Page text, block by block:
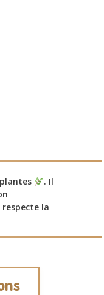
. Il
la